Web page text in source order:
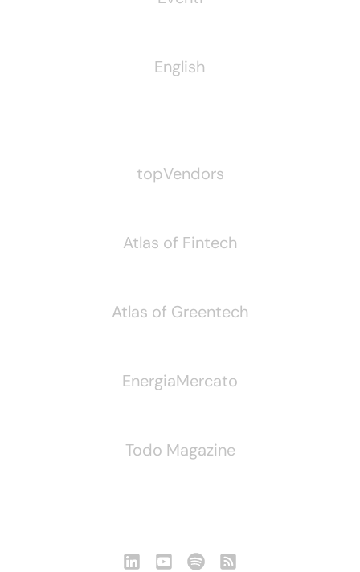
English
topVendors
Atlas of Fintech
Atlas of Greentech
EnergiaMercato
Todo Magazine